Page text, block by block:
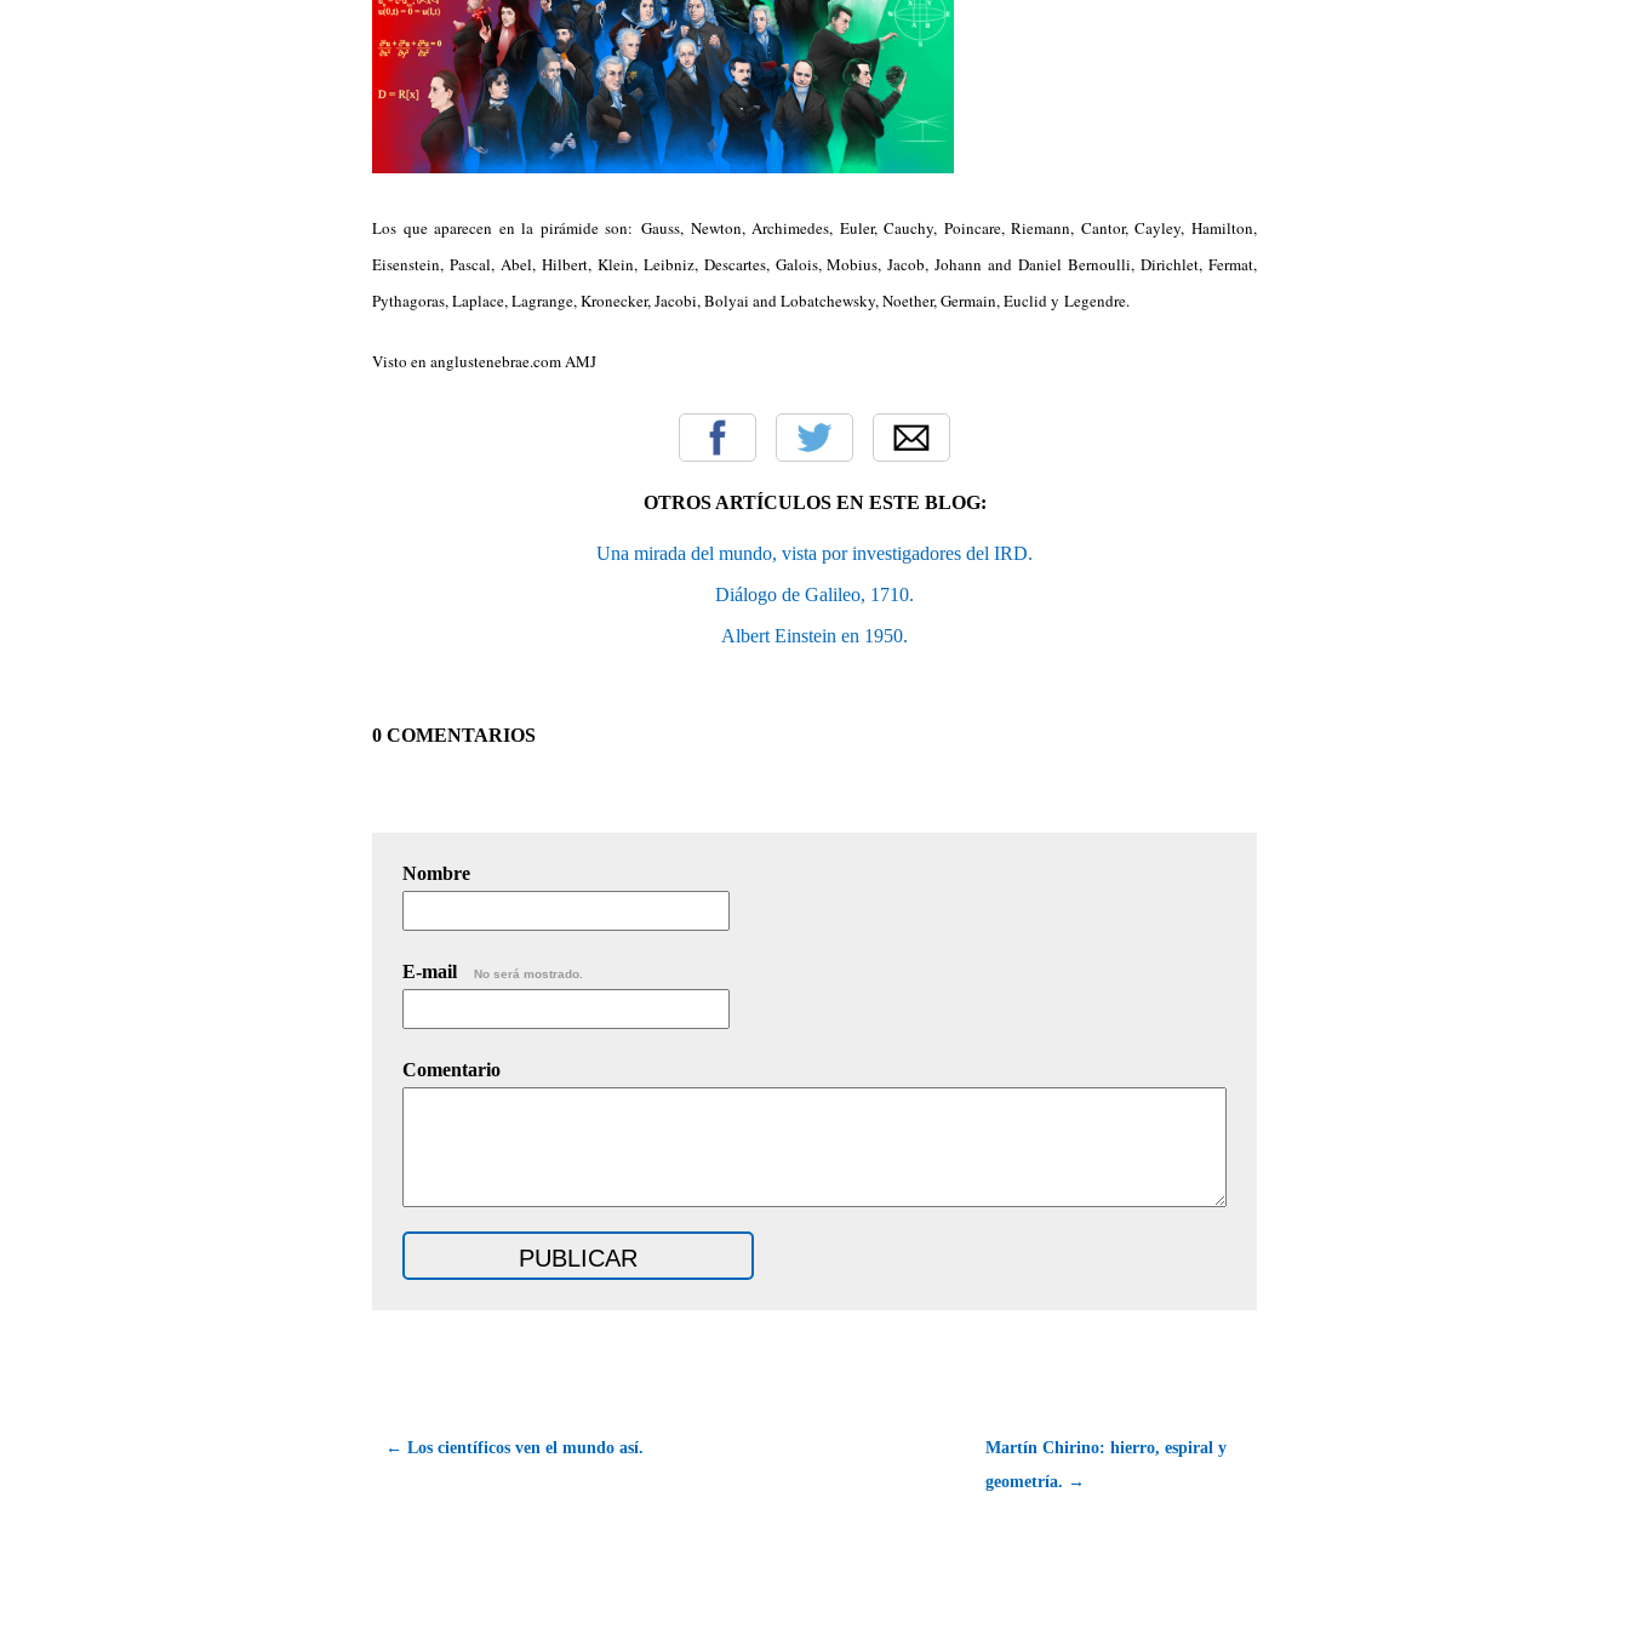
Los que aparecen en la pirámide son: Gauss, Newton, Archimedes, Euler, Cauchy, Poincare, Riemann, Cantor, Cayley, Hamilton,
Eisenstein, Pascal, Abel, Hilbert, Klein, Leibniz, Descartes, Galois, Mobius, Jacob, Johann and Daniel Bernoulli, Dirichlet, Fermat,
Pythagoras, Laplace, Lagrange, Kronecker, Jacobi, Bolyai and Lobatchewsky, Noether, Germain, Euclid y Legendre.
Visto en anglustenebrae.com AMJ
OTROS ARTÍCULOS EN ESTE BLOG:
Una mirada del mundo, vista por investigadores del IRD.
Diálogo de Galileo, 1710.
Albert Einstein en 1950.
0 COMENTARIOS
Nombre
E-mail No será mostrado.
Comentario
← Los científicos ven el mundo así.
Martín Chirino: hierro, espiral y
geometría. →